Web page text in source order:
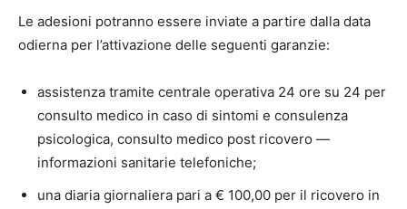
Le adesioni potranno essere inviate a partire dalla data
odierna per l’attivazione delle seguenti garanzie:
assistenza tramite centrale operativa 24 ore su 24 per
consulto medico in caso di sintomi e consulenza
psicologica, consulto medico post ricovero —
informazioni sanitarie telefoniche;
una diaria giornaliera pari a € 100,00 per il ricovero in